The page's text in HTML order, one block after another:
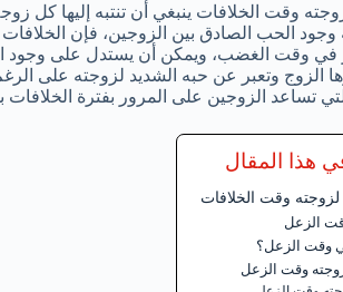
وقت الخلافات ينبغي أن تنتبه إليها كل
الحب الصادق بين الزوجين، فإن
في وقت الغضب، ويمكن أن يستدل على وجود
الزوج وتعبر عن حبه الشديد لزوجته على
تساعد الزوجين على المرور بفترة
هذا المقال
وقت الخلافات
الزعل
وقت الزعل؟
وقت الزعل